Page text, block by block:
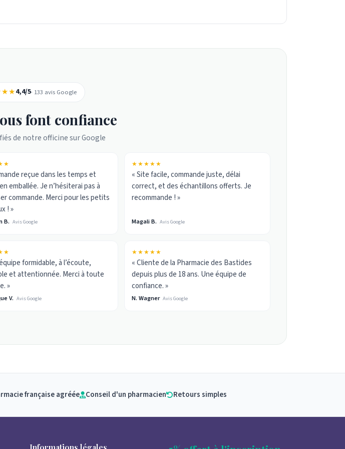
4,4/5· 133 avis Google
font confiance
de notre officine sur Google
reçue dans les temps et
emballée. Je n’hésiterai pas à
commande. Merci pour les petits
! »
B. Avis Google
★★★★★
« Site facile, commande juste, délai
correct, et des échantillons offerts. Je
recommande ! »
Magali B. Avis Google
formidable, à l’écoute,
et attentionnée. Merci à toute
»
V. Avis Google
★★★★★
« Cliente de la Pharmacie des Bastides
depuis plus de 18 ans. Une équipe de
confiance. »
N. Wagner Avis Google
française agréée Conseil d'un pharmacien Retours simples